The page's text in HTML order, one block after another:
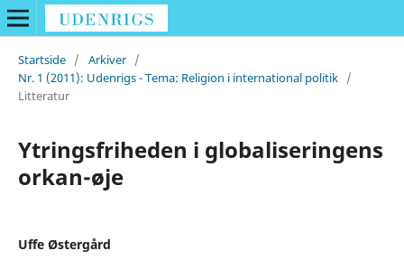
Startside / Arkiver /
Nr. 1 (2011): Udenrigs - Tema: Religion i international politik /
Litteratur
Ytringsfriheden i globaliseringens
orkan-øje
Uffe Østergård